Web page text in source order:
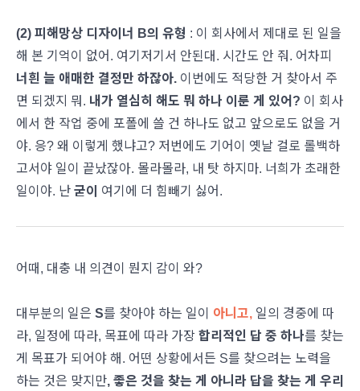
(2) 피해망상 디자이너 B의 유형 : 이 회사에서 제대로 된 일을
해 본 기억이 없어. 여기저기서 안된대. 시간도 안 줘. 어차피
너흰 늘 애매한 결정만 하잖아. 이번에도 적당한 거 찾아서 주
면 되겠지 뭐. 내가 열심히 해도 뭐 하나 이룬 게 있어? 이 회사
에서 한 작업 중에 포폴에 쓸 건 하나도 없고 앞으로도 없을 거
야. 응? 왜 이렇게 했냐고? 저번에도 기어이 옛날 걸로 롤백하
고서야 일이 끝났잖아. 몰라몰라, 내 탓 하지마. 너희가 초래한
일이야. 난 굳이 여기에 더 힘빼기 싫어.
어때, 대충 내 의견이 뭔지 감이 와?
대부분의 일은 S를 찾아야 하는 일이 아니고, 일의 경중에 따
라, 일정에 따라, 목표에 따라 가장 합리적인 답 중 하나를 찾는
게 목표가 되어야 해. 어떤 상황에서든 S를 찾으려는 노력을
하는 것은 맞지만, 좋은 것을 찾는 게 아니라 답을 찾는 게 우리